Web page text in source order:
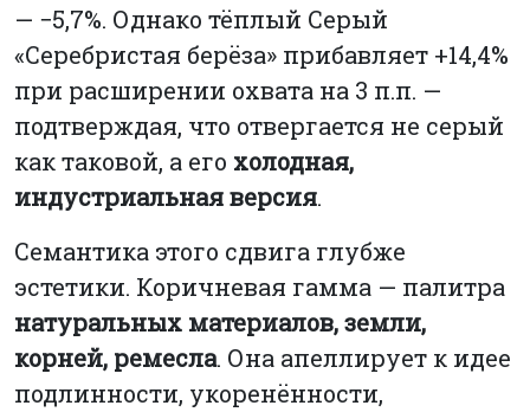
— −5,7%. Однако тёплый Серый
«Серебристая берёза» прибавляет +14,4%
при расширении охвата на 3 п.п. —
подтверждая, что отвергается не серый
как таковой, а его холодная,
индустриальная версия.
Семантика этого сдвига глубже
эстетики. Коричневая гамма — палитра
натуральных материалов, земли,
корней, ремесла. Она апеллирует к идее
подлинности, укоренённости,